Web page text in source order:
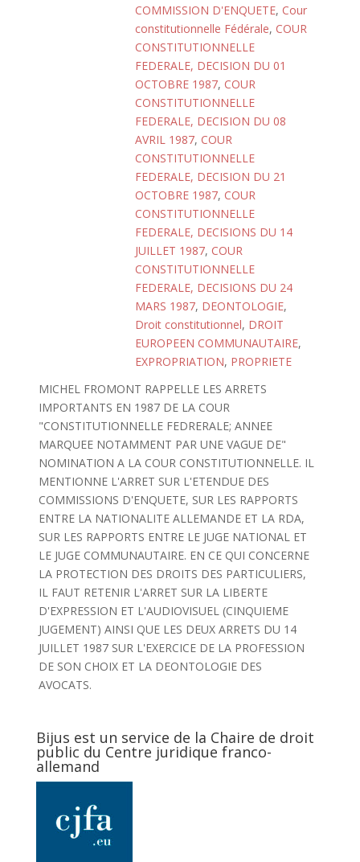
COMMISSION D'ENQUETE, Cour
constitutionnelle Fédérale, COUR
CONSTITUTIONNELLE
FEDERALE, DECISION DU 01
OCTOBRE 1987, COUR
CONSTITUTIONNELLE
FEDERALE, DECISION DU 08
AVRIL 1987, COUR
CONSTITUTIONNELLE
FEDERALE, DECISION DU 21
OCTOBRE 1987, COUR
CONSTITUTIONNELLE
FEDERALE, DECISIONS DU 14
JUILLET 1987, COUR
CONSTITUTIONNELLE
FEDERALE, DECISIONS DU 24
MARS 1987, DEONTOLOGIE,
Droit constitutionnel, DROIT
EUROPEEN COMMUNAUTAIRE,
EXPROPRIATION, PROPRIETE
MICHEL FROMONT RAPPELLE LES ARRETS
IMPORTANTS EN 1987 DE LA COUR
"CONSTITUTIONNELLE FEDRERALE; ANNEE
MARQUEE NOTAMMENT PAR UNE VAGUE DE"
NOMINATION A LA COUR CONSTITUTIONNELLE. IL
MENTIONNE L'ARRET SUR L'ETENDUE DES
COMMISSIONS D'ENQUETE, SUR LES RAPPORTS
ENTRE LA NATIONALITE ALLEMANDE ET LA RDA,
SUR LES RAPPORTS ENTRE LE JUGE NATIONAL ET
LE JUGE COMMUNAUTAIRE. EN CE QUI CONCERNE
LA PROTECTION DES DROITS DES PARTICULIERS,
IL FAUT RETENIR L'ARRET SUR LA LIBERTE
D'EXPRESSION ET L'AUDIOVISUEL (CINQUIEME
JUGEMENT) AINSI QUE LES DEUX ARRETS DU 14
JUILLET 1987 SUR L'EXERCICE DE LA PROFESSION
DE SON CHOIX ET LA DEONTOLOGIE DES
AVOCATS.
Bijus est un service de la Chaire de droit
public du Centre juridique franco-
allemand